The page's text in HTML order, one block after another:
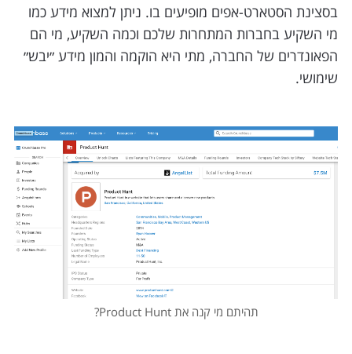
בסצינת הסטארט-אפים מופיעים בו. ניתן למצוא מידע כמו
מי השקיע בחברות המתחרות שלכם וכמה השקיע, מי הם
הפאונדרים של החברה, מתי היא הוקמה והמון מידע ״יבש״
שימושי.
תהיתם מי קנה את Product Hunt?